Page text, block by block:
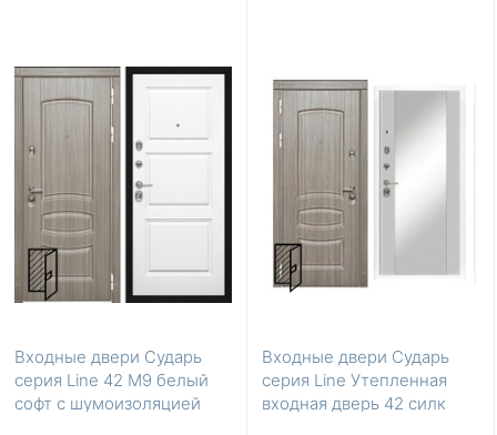
Входные двери Сударь
серия Line 42 М9 белый
софт с шумоизоляцией
Входные двери Сударь
серия Line Утепленная
входная дверь 42 силк